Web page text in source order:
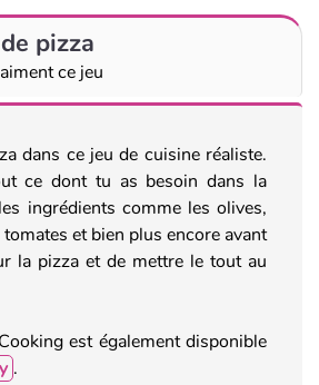
pizza
ce jeu
dans ce jeu de cuisine réaliste.
ce dont tu as besoin dans la
ingrédients comme les olives,
et bien plus encore avant
la pizza et de mettre le tout au
est également disponible
.